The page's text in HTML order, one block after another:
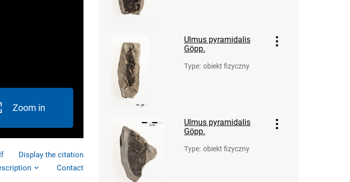
Zoom in
Display the citation
Contact
Ulmus pyramidalis
Göpp.
Type: obiekt fizyczny
Ulmus pyramidalis
Göpp.
Type: obiekt fizyczny